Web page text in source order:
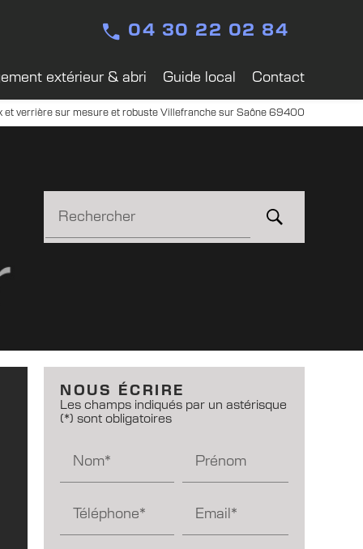
04 30 22 02 84
extérieur & abri Guide local Contact
et verrière sur mesure et robuste Villefranche sur Saône 69400
Rechercher
NOUS ÉCRIRE
Les champs indiqués par un astérisque
(*) sont obligatoires
Nom* Prénom
Téléphone* Email*